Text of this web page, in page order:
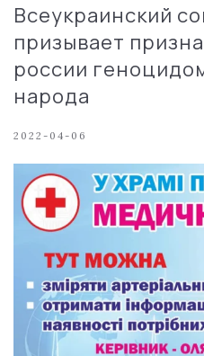
Всеукраинский
призывает
россии
народа
2022-04-06